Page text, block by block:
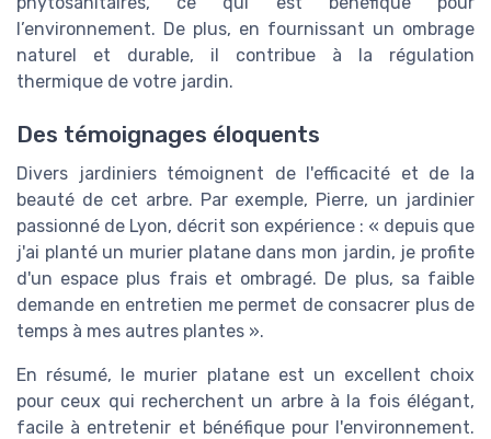
l’environnement. De plus, en fournissant un ombrage
naturel et durable, il contribue à la régulation
thermique de votre jardin.
Des témoignages éloquents
Divers jardiniers témoignent de l'efficacité et de la
beauté de cet arbre. Par exemple, Pierre, un jardinier
passionné de Lyon, décrit son expérience : « depuis que
j'ai planté un murier platane dans mon jardin, je profite
d'un espace plus frais et ombragé. De plus, sa faible
demande en entretien me permet de consacrer plus de
temps à mes autres plantes ».
En résumé, le murier platane est un excellent choix
pour ceux qui recherchent un arbre à la fois élégant,
facile à entretenir et bénéfique pour l'environnement.